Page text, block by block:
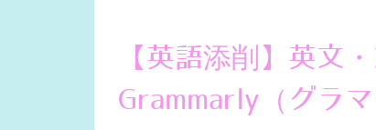
【英語添削】英文
Grammarly（グラ